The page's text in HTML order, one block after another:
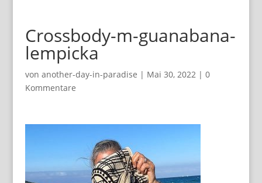
Crossbody-m-guanabana-
lempicka
von another-day-in-paradise | Mai 30, 2022| 0
Kommentare